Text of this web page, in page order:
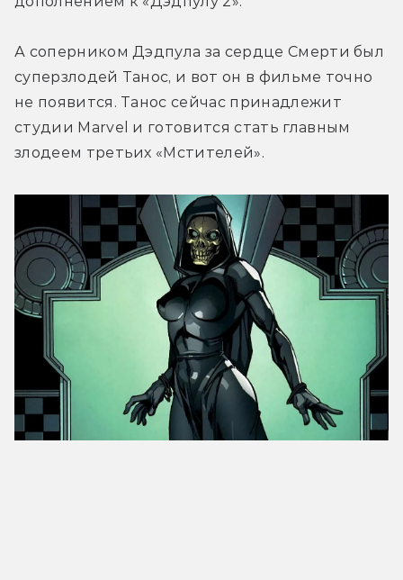
А соперником Дэдпула за сердце Смерти был
суперзлодей Танос, и вот он в фильме точно
не появится. Танос сейчас принадлежит
студии Marvel и готовится стать главным
злодеем третьих «Мстителей».